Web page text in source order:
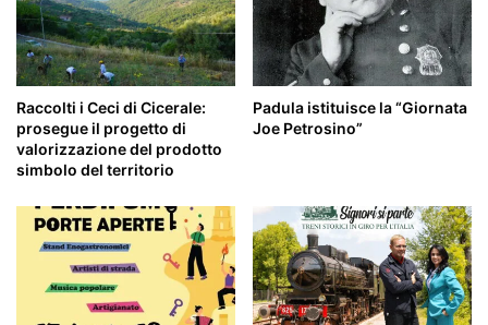
Raccolti i Ceci di Cicerale:
prosegue il progetto di
valorizzazione del prodotto
simbolo del territorio
Padula istituisce la “Giornata
Joe Petrosino”